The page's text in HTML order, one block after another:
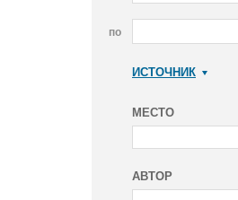
по
ИСТОЧНИК
МЕСТО
АВТОР